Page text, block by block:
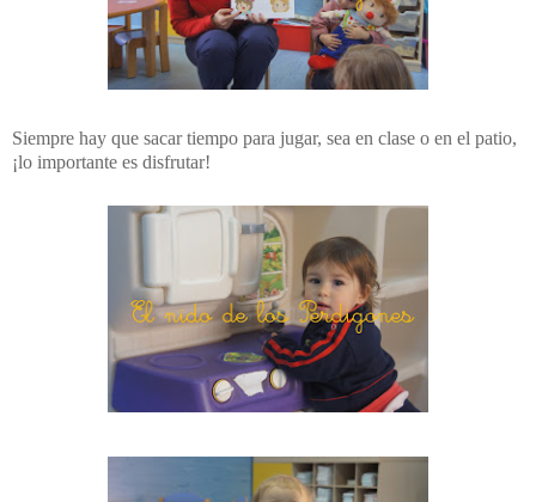
Siempre hay que sacar tiempo para jugar, sea en clase o en el patio,
¡lo importante es disfrutar!